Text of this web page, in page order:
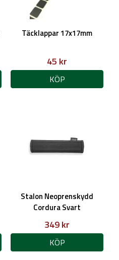
Täcklappar 17x17mm
45 kr
KÖP
Stalon Neoprenskydd
Cordura Svart
349 kr
KÖP